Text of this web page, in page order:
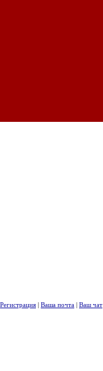
Регистрация | Ваша почта | Ваш чат